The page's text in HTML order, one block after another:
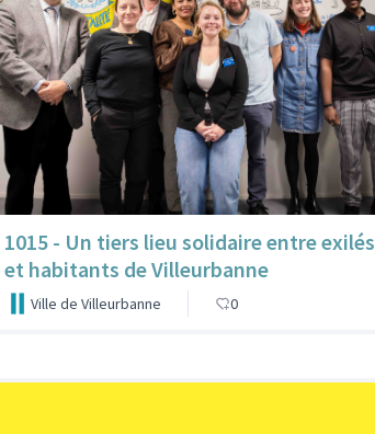
1015 - Un tiers lieu solidaire entre exilés
et habitants de Villeurbanne
Ville de Villeurbanne 0